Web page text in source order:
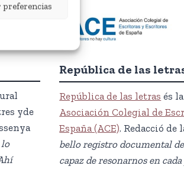
preferencias
yde
República de las
República de las letras és
Asociación Colegial de
España (ACE). Redacció de
bello registro documental
capaz de resonarnos en